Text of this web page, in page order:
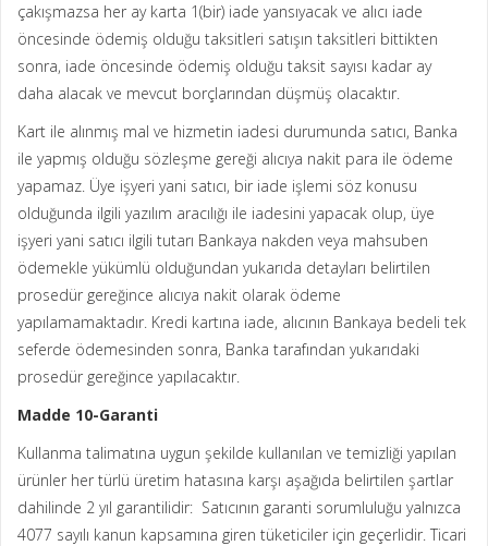
çakışmazsa her ay karta 1(bir) iade yansıyacak ve alıcı iade
öncesinde ödemiş olduğu taksitleri satışın taksitleri bittikten
sonra, iade öncesinde ödemiş olduğu taksit sayısı kadar ay
daha alacak ve mevcut borçlarından düşmüş olacaktır.
Kart ile alınmış mal ve hizmetin iadesi durumunda satıcı, Banka
ile yapmış olduğu sözleşme gereği alıcıya nakit para ile ödeme
yapamaz. Üye işyeri yani satıcı, bir iade işlemi söz konusu
olduğunda ilgili yazılım aracılığı ile iadesini yapacak olup, üye
işyeri yani satıcı ilgili tutarı Bankaya nakden veya mahsuben
ödemekle yükümlü olduğundan yukarıda detayları belirtilen
prosedür gereğince alıcıya nakit olarak ödeme
yapılamamaktadır. Kredi kartına iade, alıcının Bankaya bedeli tek
seferde ödemesinden sonra, Banka tarafından yukarıdaki
prosedür gereğince yapılacaktır.
Madde 10-Garanti
Kullanma talimatına uygun şekilde kullanılan ve temizliği yapılan
ürünler her türlü üretim hatasına karşı aşağıda belirtilen şartlar
dahilinde 2 yıl garantilidir: Satıcının garanti sorumluluğu yalnızca
4077 sayılı kanun kapsamına giren tüketiciler için geçerlidir. Ticari